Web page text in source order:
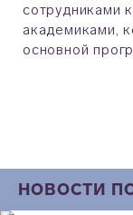
сотрудниками
академиками,
основной
НОВОСТИ